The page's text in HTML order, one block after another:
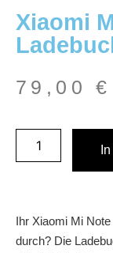
Xiaomi
79,00€
Ihr Xiaomi Mi
durch? Die